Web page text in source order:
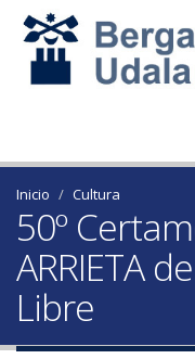
Inicio Cultura
50º
ARRIETA
Libre